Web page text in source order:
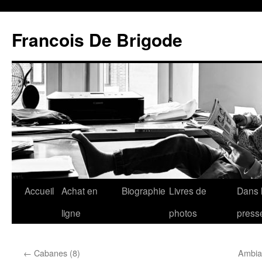
Francois De Brigode
Accueil Achat en
ligne
Biographie Livres de
photos
Dans
← Cabanes (8)